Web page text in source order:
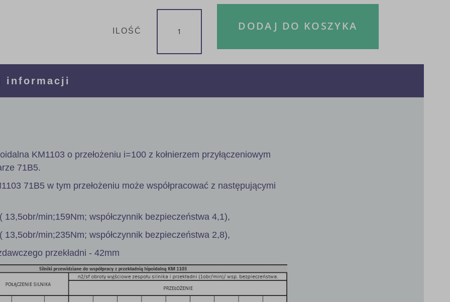
ILOŚĆ DODAJ DO KOSZYKA
KM1103 o przełożeniu i=100 z kołnierzem przyłączeniowym
71B5.
71B5 w tym przełożeniu może współpracować z następującymi
13,5obr/min;159Nm; współczynnik bezpieczeństwa 4,1),
13,5obr/min;235Nm; współczynnik bezpieczeństwa 2,8),
przekładni - 42mm
informacji